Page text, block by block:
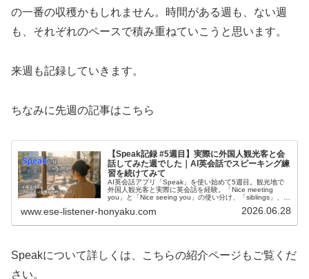
の一番の収穫かもしれません。時間がある週も、ない週
も、それぞれのペースで積み重ねていこうと思います。
来週も記録していきます。
ちなみに先週の記事はこちら
【Speak記録 #5週目】実際に外国人観光客と会
話してみた週でした｜AI英会話でスピーキング練
習を続けてみて
AI英会話アプリ「Speak」を使い始めて5週目。観光地で
外国人観光客と実際に英会話を経験。「Nice meeting
you」と「Nice seeing you」の使い分け、「siblings」、
の差を実感した記録。
www.ese-listener-honyaku.com 2026.06.28
Speakについて詳しくは、こちらの紹介ページもご覧くだ
さい。